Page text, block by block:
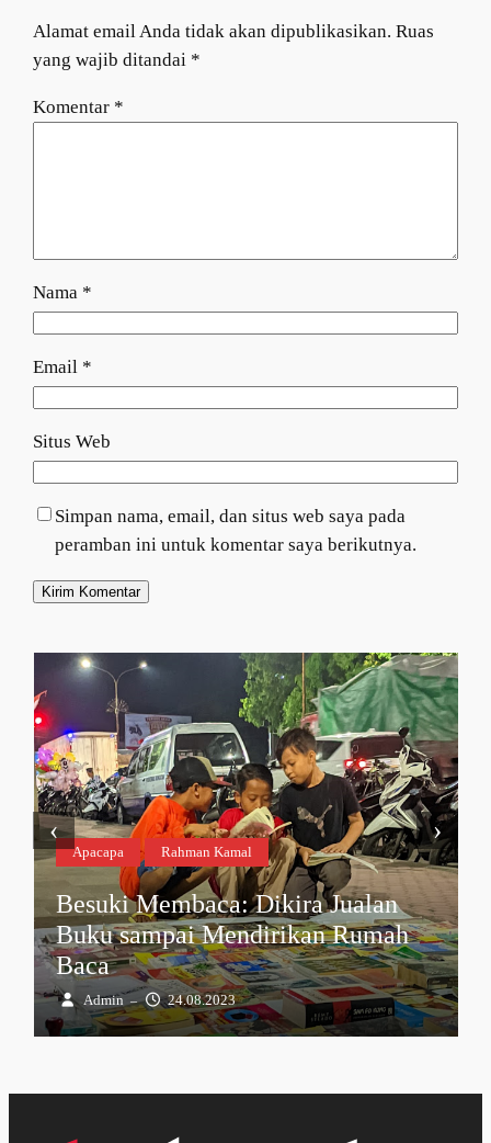
Alamat email Anda tidak akan dipublikasikan. Ruas
yang wajib ditandai *
Komentar *
Nama *
Email *
Situs Web
Simpan nama, email, dan situs web saya pada
peramban ini untuk komentar saya berikutnya.
Apacapa Rahman Kamal
Besuki Membaca: Dikira Jualan
Buku sampai Mendirikan Rumah
Baca
Admin – 24.08.2023
‹ ›